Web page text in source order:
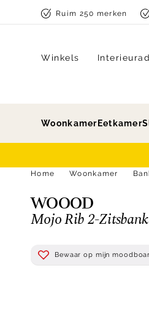
Skip to contentRuim 250 merken
Winkels
Woonkamer Eetkamer
Home
Woonkamer
WOOOD
Mojo Rib 2-Zitsbank
Bewaar op mijn